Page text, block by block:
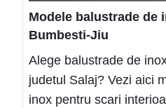
Modele balustrade de
Bumbesti-Jiu
Alege balustrade de
judetul Salaj? Vezi aici
inox pentru scari